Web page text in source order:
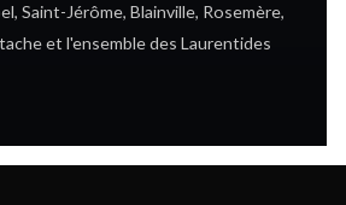
Saint-Jérôme, Blainville, Rosemère,
et l'ensemble des Laurentides